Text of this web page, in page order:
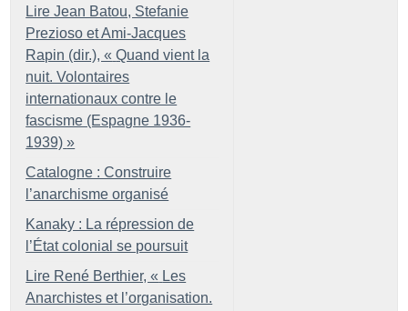
Lire Jean Batou, Stefanie
Prezioso et Ami-Jacques
Rapin (dir.), « Quand vient la
nuit. Volontaires
internationaux contre le
fascisme (Espagne 1936-
1939) »
Catalogne : Construire
l’anarchisme organisé
Kanaky : La répression de
l’État colonial se poursuit
Lire René Berthier, « Les
Anarchistes et l’organisation.